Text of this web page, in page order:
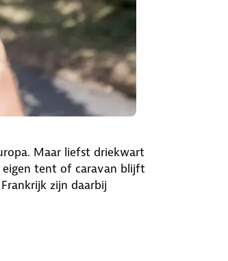
Maar liefst driekwart
eigen tent of caravan blijft
zijn daarbij